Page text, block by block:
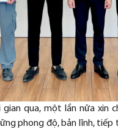
qua, một lần nữa xin
phong độ, bản lĩnh,